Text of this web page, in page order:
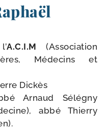
A.C.I.M (Association
Médecins et
Dickès
Arnaud Sélégny
abbé Thierry